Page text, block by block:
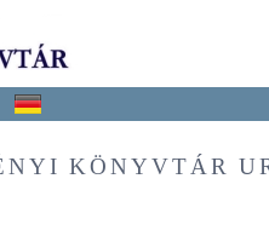
KÖNYVTÁR